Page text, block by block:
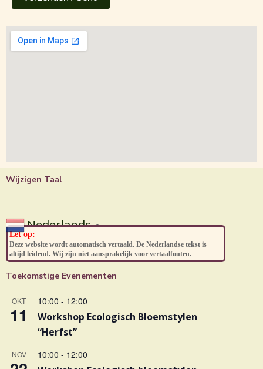
Wijzigen Taal
Nederlands ▼
Let op:
Deze website wordt automatisch vertaald. De Nederlandse tekst is
altijd leidend. Wij zijn niet aansprakelijk voor vertaalfouten.
Toekomstige Evenementen
OKT
11
10:00 - 12:00
Workshop Ecologisch Bloemstylen
“Herfst”
NOV 10:00 - 12:00